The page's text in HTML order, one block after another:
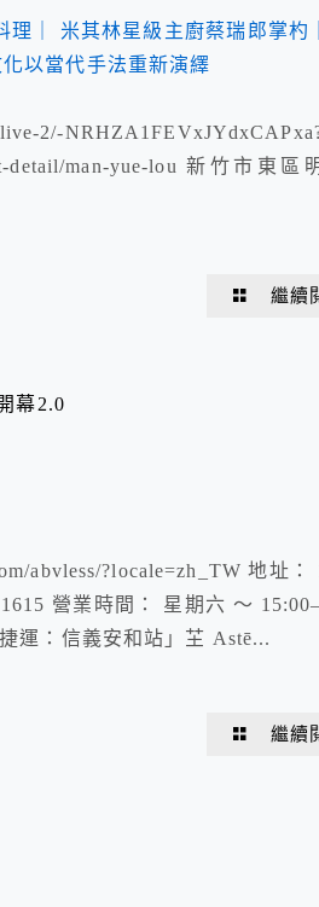
2/-
detail/man-yue-lou 新竹市東區
繼續
幕2.0
abvless/?locale=zh_TW 地址：
營業時間： 星期六 ～
運：信義安和站」芏 Astē...
繼續